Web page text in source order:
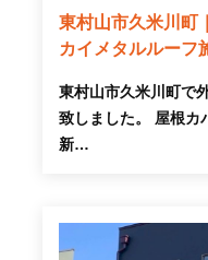
東村山市久米川町
カイメタルルーフ
東村山市久米川町で
致しました。 屋根カ
新…